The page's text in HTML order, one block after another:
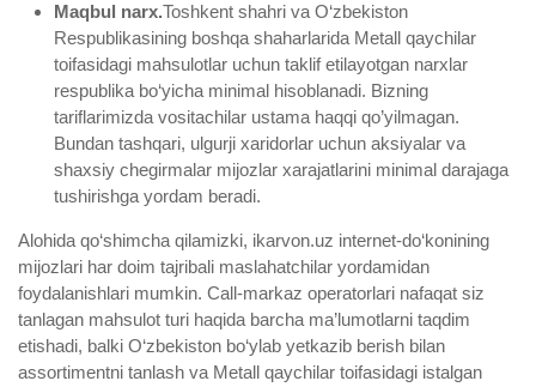
Maqbul narx.Toshkent shahri va O‘zbekiston
Respublikasining boshqa shaharlarida Metall qaychilar
toifasidagi mahsulotlar uchun taklif etilayotgan narxlar
respublika bo‘yicha minimal hisoblanadi. Bizning
tariflarimizda vositachilar ustama haqqi qo’yilmagan.
Bundan tashqari, ulgurji xaridorlar uchun aksiyalar va
shaxsiy chegirmalar mijozlar xarajatlarini minimal darajaga
tushirishga yordam beradi.
Alohida qo‘shimcha qilamizki, ikarvon.uz internet-do‘konining
mijozlari har doim tajribali maslahatchilar yordamidan
foydalanishlari mumkin. Call-markaz operatorlari nafaqat siz
tanlagan mahsulot turi haqida barcha ma’lumotlarni taqdim
etishadi, balki O‘zbekiston bo‘ylab yetkazib berish bilan
assortimentni tanlash va Metall qaychilar toifasidagi istalgan